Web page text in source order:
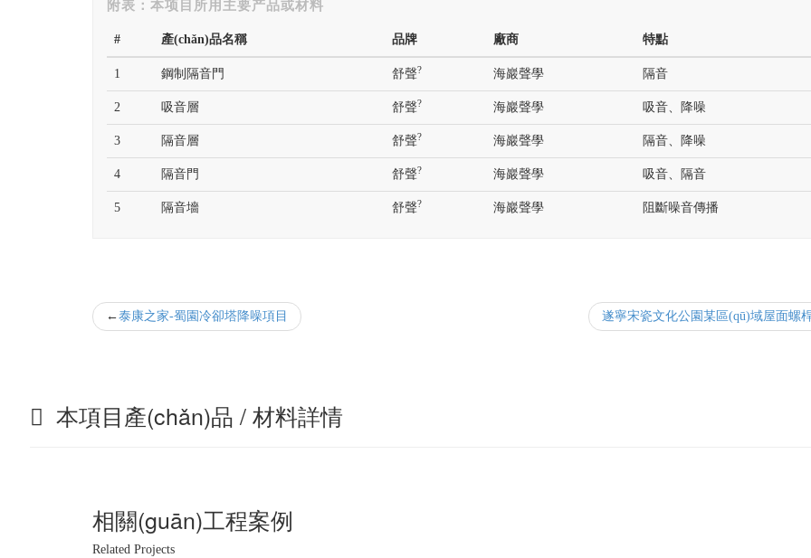
# 產(chǎn)品名稱 品牌 廠商 特點
1 鋼制隔音門 舒聲? 海巖聲學 隔音
2 吸音層 舒聲? 海巖聲學 吸音、降噪
3 隔音層 舒聲? 海巖聲學 隔音、降噪
4 隔音門 舒聲? 海巖聲學 吸音、隔音
5 隔音墻 舒聲? 海巖聲學 阻斷噪音傳播
泰康之家-蜀園冷卻塔降噪項目
本項目產(chǎn)品 / 材料詳情
相關(guān)工程案例
Related Projects